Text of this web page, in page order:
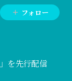
フォロー
を先行配信